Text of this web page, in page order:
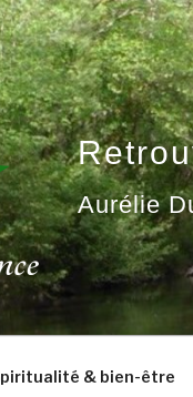
Aurélie
& bien-être